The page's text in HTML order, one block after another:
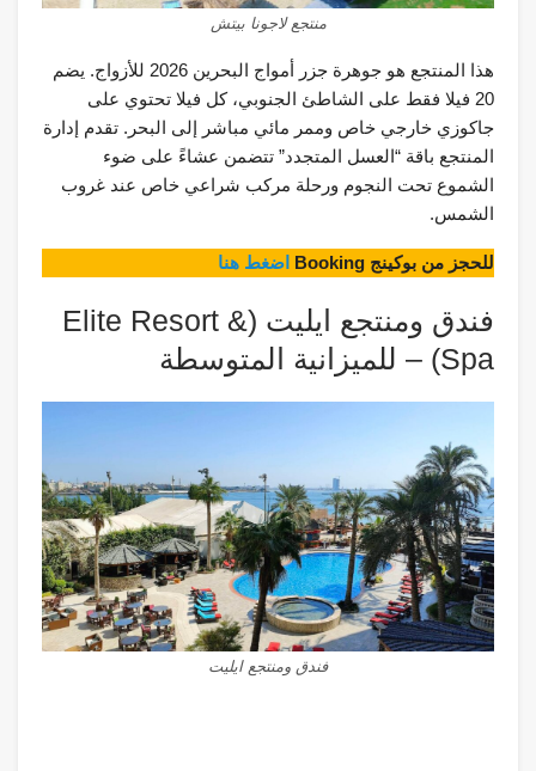
منتجع لاجونا بيتش
هذا المنتجع هو جوهرة جزر أمواج البحرين 2026 للأزواج. يضم
20 فيلا فقط على الشاطئ الجنوبي، كل فيلا تحتوي على
جاكوزي خارجي خاص وممر مائي مباشر إلى البحر. تقدم إدارة
المنتجع باقة “العسل المتجدد” تتضمن عشاءً على ضوء
الشموع تحت النجوم ورحلة مركب شراعي خاص عند غروب
الشمس.
للحجز من بوكينج Booking اضغط هنا
فندق ومنتجع ايليت (Elite Resort &
Spa) – للميزانية المتوسطة
فندق ومنتجع ايليت